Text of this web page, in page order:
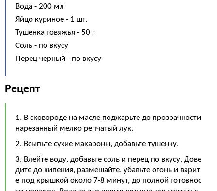
Вода - 200 мл
Яйцо куриное - 1 шт.
Тушенка говяжья - 50 г
Соль - по вкусу
Перец черный - по вкусу
Рецепт
1. В сковороде на масле поджарьте до прозрачности
нарезанный мелко репчатый лук.
2. Всыпьте сухие макароны, добавьте тушенку.
3. Влейте воду, добавьте соль и перец по вкусу. Дове
дите до кипения, размешайте, убавьте огонь и варит
е под крышкой около 7-8 минут, до полной готовнос